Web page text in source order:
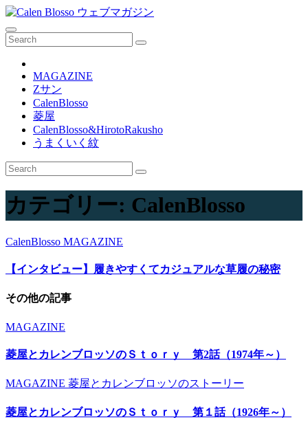
コ
ン
テ
MAGAZINE
Zサン
CalenBlosso
菱屋
CalenBlosso&HirotoRakusho
うまくいく紋
カテゴリー: CalenBlosso
CalenBlosso MAGAZINE
【インタビュー】履きやすくてカジュアルな草履の秘密
その他の記事
MAGAZINE
菱屋とカレンブロッソのＳｔｏｒｙ 第2話（1974年～）
MAGAZINE 菱屋とカレンブロッソのストーリー
菱屋とカレンブロッソのＳｔｏｒｙ 第１話（1926年～）